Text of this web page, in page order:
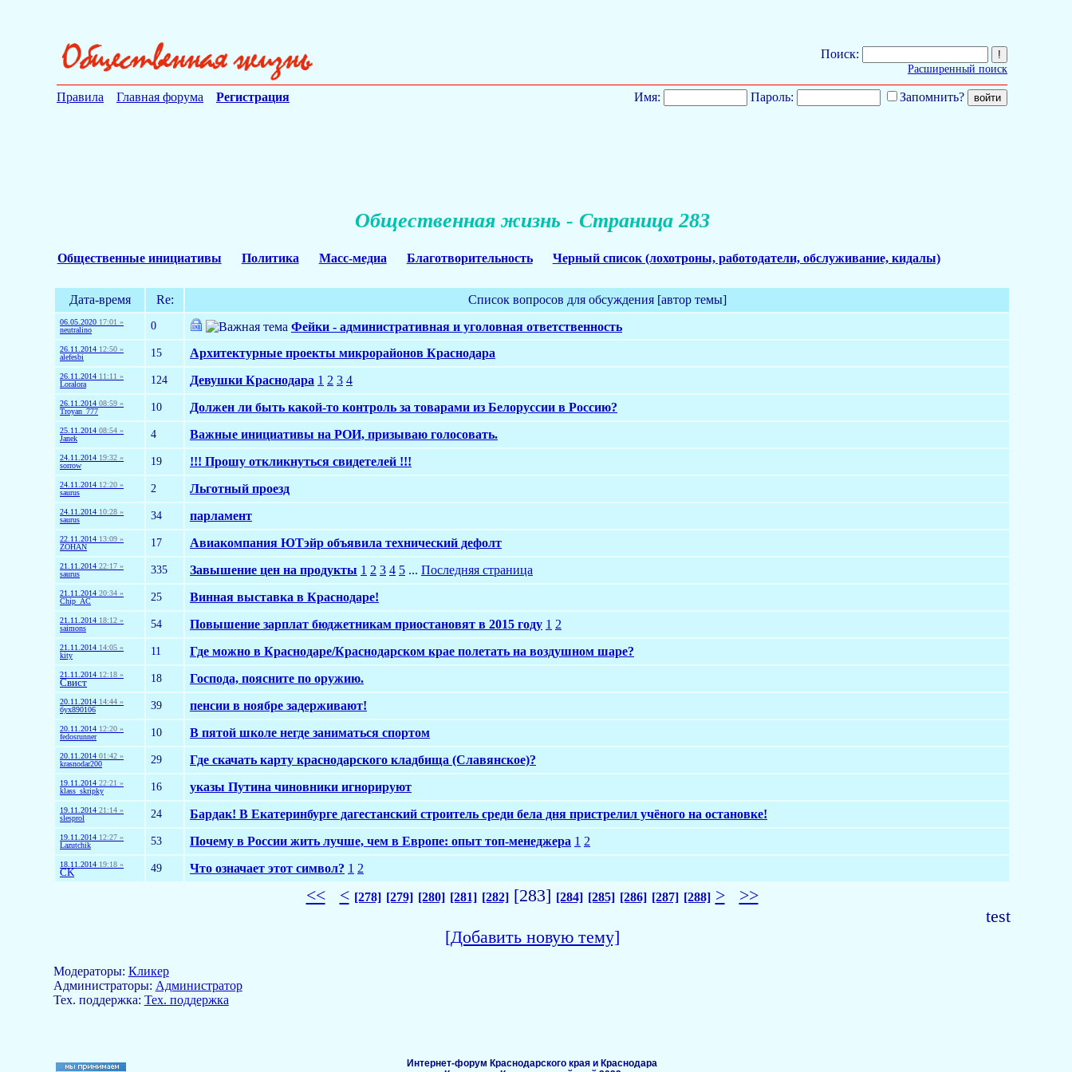
Поиск:
Расширенный поиск
Правила Главная форума Регистрация Имя: Пароль: Запомнить?
Общественная жизнь - Страница 283
Общественные инициативы Политика Масс-медиа Благотворительность Черный список (лохотроны, работодатели, обслуживание, кидалы)
Дата-время Re: Список вопросов для обсуждения [автор темы]
06.05.2020 17:01 »
neutralino
0 Фейки - административная и уголовная ответственность
26.11.2014 12:50 »
alefesbi
15 Архитектурные проекты микрорайонов Краснодара
26.11.2014 11:11 »
Loralora
124 Девушки Краснодара 1 2 3 4
26.11.2014 08:59 »
Troyan_777
10 Должен ли быть какой-то контроль за товарами из Белоруссии в Россию?
25.11.2014 08:54 »
Janek
4 Важные инициативы на РОИ, призываю голосовать.
24.11.2014 19:32 »
sorrow
19 !!! Прошу откликнуться свидетелей !!!
24.11.2014 12:20 »
saurus
2 Льготный проезд
24.11.2014 10:28 »
saurus
34 парламент
22.11.2014 13:09 »
ZOHAN
17 Авиакомпания ЮТэйр объявила технический дефолт
21.11.2014 22:17 »
saurus
335 Завышение цен на продукты 1 2 3 4 5 ... Последняя страница
21.11.2014 20:34 »
Chip_AC
25 Винная выставка в Краснодаре!
21.11.2014 18:12 »
saimons
54 Повышение зарплат бюджетникам приостановят в 2015 году 1 2
21.11.2014 14:05 »
kity
11 Где можно в Краснодаре/Краснодарском крае полетать на воздушном шаре?
21.11.2014 12:18 »
Свист 18 Господа, поясните по оружию.
20.11.2014 14:44 »
бух890106
39 пенсии в ноябре задерживают!
20.11.2014 12:20 »
fedosrunner
10 В пятой школе негде заниматься спортом
20.11.2014 01:42 »
krasnodar200
29 Где скачать карту краснодарского кладбища (Славянское)?
19.11.2014 22:21 »
klass_skripky
16 указы Путина чиновники игнорируют
19.11.2014 21:14 »
slesprol
24 Бардак! В Екатеринбурге дагестанский строитель среди бела дня пристрелил учёного на остановке!
19.11.2014 12:27 »
Lazutchik
53 Почему в России жить лучше, чем в Европе: опыт топ-менеджера 1 2
18.11.2014 19:18 »
CK 49 Что означает этот символ? 1 2
<< < [278] [279] [280] [281] [282][283] [284] [285] [286] [287] [288] >
>>
test
[Добавить новую тему]
Модераторы: Кликер
Aдминистраторы: Администратор
Тех. поддержка: Тех. поддержка
Интернет-форум Краснодарского края и Краснодара